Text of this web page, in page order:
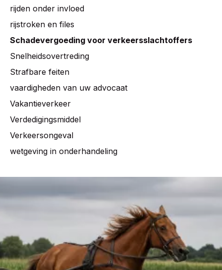
rijden onder invloed
rijstroken en files
Schadevergoeding voor verkeersslachtoffers
Snelheidsovertreding
Strafbare feiten
vaardigheden van uw advocaat
Vakantieverkeer
Verdedigingsmiddel
Verkeersongeval
wetgeving in onderhandeling
geslagen
paard:
wie